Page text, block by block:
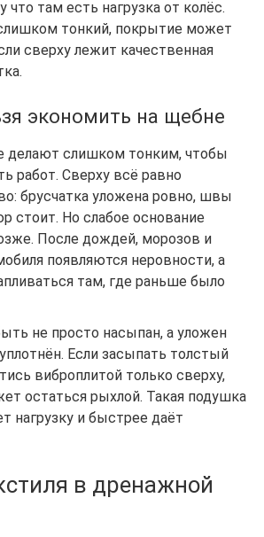
что там есть нагрузка от колёс.
тонкий, покрытие может
сверху лежит качественная
экономить на щебне
делают слишком тонким, чтобы
работ. Сверху всё равно
брусчатка уложена ровно, швы
стоит. Но слабое основание
После дождей, морозов и
появляются неровности, а
там, где раньше было
не просто насыпан, а уложен
Если засыпать толстый
виброплитой только сверху,
остаться рыхлой. Такая подушка
нагрузку и быстрее даёт
в дренажной